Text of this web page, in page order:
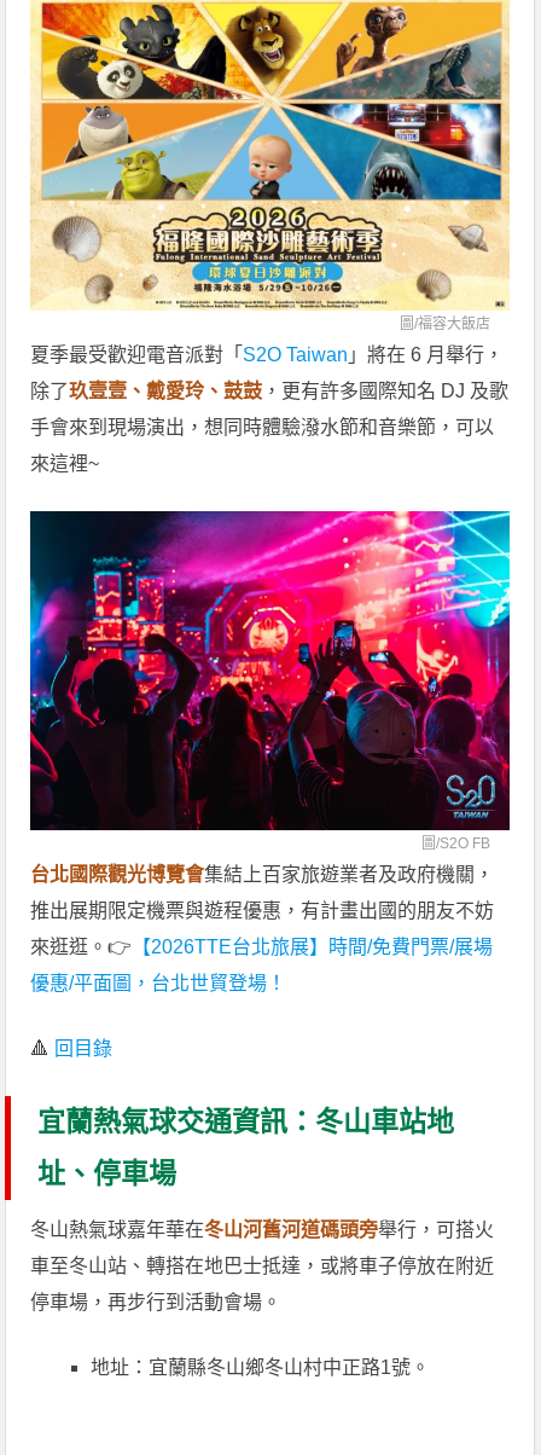
圖/福容大飯店
夏季最受歡迎電音派對「 S2O Taiwan 」將在 6 月舉行，
除了玖壹壹、戴愛玲、鼓鼓 ，更有許多國際知名 DJ 及歌
手會來到現場演出，想同時體驗潑水節和音樂節，可以
來這裡~
圖/S2O FB
台北國際觀光博覽會集結上百家旅遊業者及政府機關，
推出展期限定機票與遊程優惠，有計畫出國的朋友不妨
來逛逛。👉 【2026TTE台北旅展】時間/免費門票/展場
優惠/平面圖，台北世貿登場！
🔺 回目錄
宜蘭熱氣球交通資訊：冬山車站地
址、停車場
冬山熱氣球嘉年華在冬山河舊河道碼頭旁舉行，可搭火
車至冬山站、轉搭在地巴士抵達，或將車子停放在附近
停車場，再步行到活動會場。
地址：宜蘭縣冬山鄉冬山村中正路1號。